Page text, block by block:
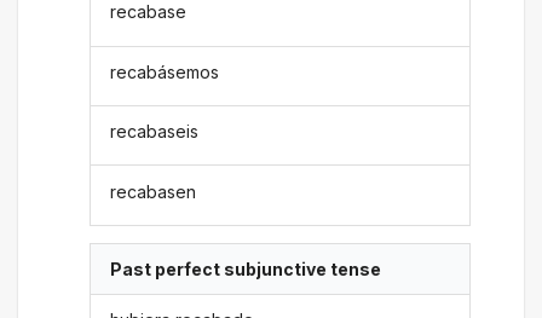
recabase
recabásemos
recabaseis
recabasen
Past perfect subjunctive tense